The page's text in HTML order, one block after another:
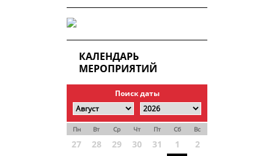
КАЛЕНДАРЬ
МЕРОПРИЯТИЙ
Поиск даты
Пн Вт Ср Чт Пт Сб Вс
27 28 29 30 31 1
2